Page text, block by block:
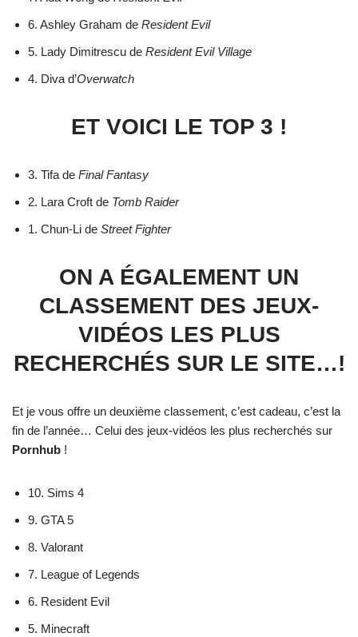
6. Ashley Graham de Resident Evil
5. Lady Dimitrescu de Resident Evil Village
4. Diva d’Overwatch
ET VOICI LE TOP 3 !
3. Tifa de Final Fantasy
2. Lara Croft de Tomb Raider
1. Chun-Li de Street Fighter
ON A ÉGALEMENT UN
CLASSEMENT DES JEUX-
VIDÉOS LES PLUS
RECHERCHÉS SUR LE SITE…!
Et je vous offre un deuxième classement, c’est cadeau, c’est la
fin de l’année… Celui des jeux-vidéos les plus recherchés sur
Pornhub !
10. Sims 4
9. GTA 5
8. Valorant
7. League of Legends
6. Resident Evil
5. Minecraft